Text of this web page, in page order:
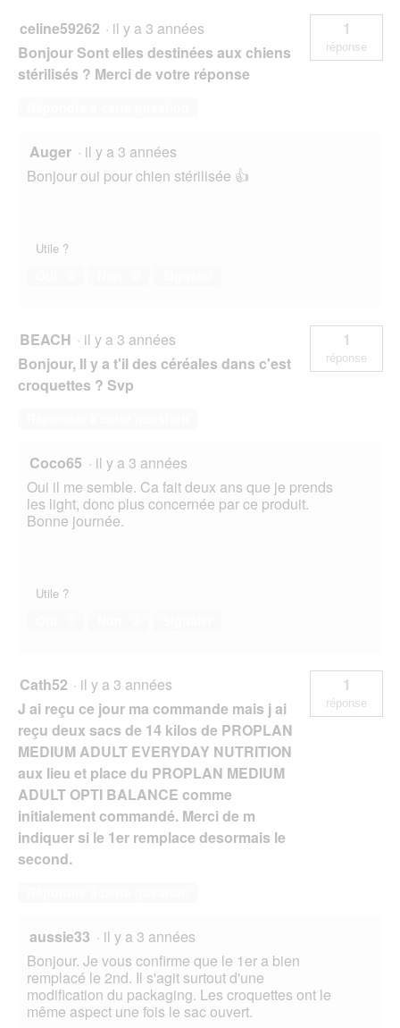
celine59262 · il y a 3 années
Bonjour Sont elles destinées aux chiens
stérilisés ? Merci de votre réponse
1
réponse
Auger · il y a 3 années
Bonjour oui pour chien stérilisée 👍
Utile ?
BEACH · il y a 3 années
Bonjour, Il y a t'il des céréales dans c'est
croquettes ? Svp
1
réponse
Coco65 · il y a 3 années
Oui il me semble. Ca fait deux ans que je prends
les light, donc plus concernée par ce produit.
Bonne journée.
Utile ?
Cath52 · il y a 3 années
J ai reçu ce jour ma commande mais j ai
reçu deux sacs de 14 kilos de PROPLAN
MEDIUM ADULT EVERYDAY NUTRITION
aux lieu et place du PROPLAN MEDIUM
ADULT OPTI BALANCE comme
initialement commandé. Merci de m
indiquer si le 1er remplace desormais le
second.
1
réponse
aussie33 · il y a 3 années
Bonjour. Je vous confirme que le 1er a bien
remplacé le 2nd. Il s'agit surtout d'une
modification du packaging. Les croquettes ont le
même aspect une fois le sac ouvert.